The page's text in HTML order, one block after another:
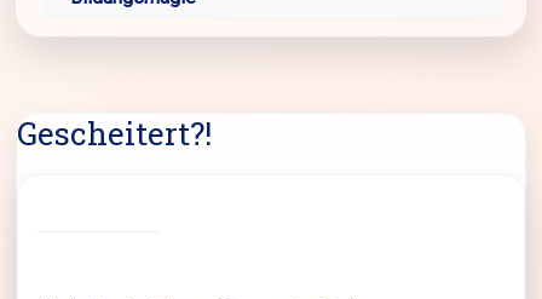
Gescheitert?!